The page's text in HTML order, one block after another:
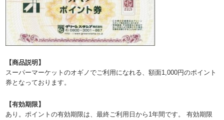
【商品説明】
スーパーマーケットのオギノでご利用になれる、額面1,000円のポイント
券となっております。
【有効期限】
あり。ポイントの有効期限は、最終ご利用日から1年間です。 有効期限